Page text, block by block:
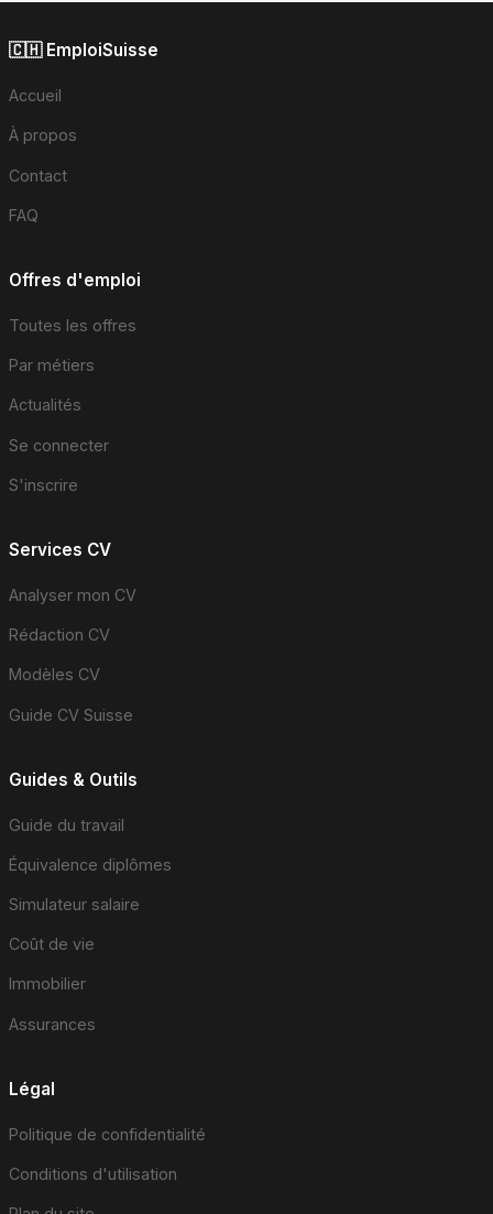
🇨🇭 EmploiSuisse
Accueil
À propos
Contact
FAQ
Offres d'emploi
Toutes les offres
Par métiers
Actualités
Se connecter
S'inscrire
Services CV
Analyser mon CV
Rédaction CV
Modèles CV
Guide CV Suisse
Guides & Outils
Guide du travail
Équivalence diplômes
Simulateur salaire
Coût de vie
Immobilier
Assurances
Légal
Politique de confidentialité
Conditions d'utilisation